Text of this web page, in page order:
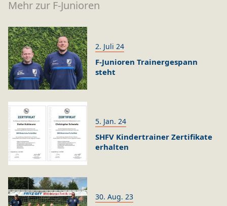
Mehr zur F-Junioren
2. Juli 24
F-Junioren Trainergespann
steht
5. Jan. 24
SHFV Kindertrainer Zertifikate
erhalten
30. Aug. 23